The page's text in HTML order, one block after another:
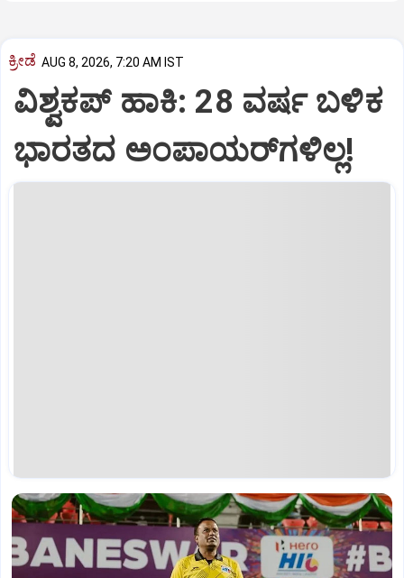
ಕ್ರೀಡೆ AUG 8, 2026, 7:20 AM IST
ವಿಶ್ವಕಪ್‌ ಹಾಕಿ: 28 ವರ್ಷ ಬಳಿಕ
ಭಾರತದ ಅಂಪಾಯರ್‌ಗಳಿಲ್ಲ!